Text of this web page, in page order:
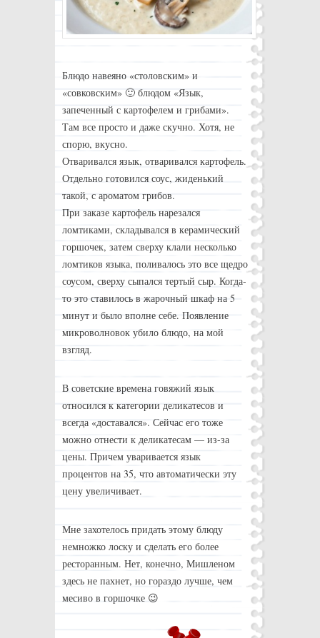
Блюдо навеяно «столовским» и
«совковским» 🙂 блюдом «Язык,
запеченный с картофелем и грибами».
Там все просто и даже скучно. Хотя, не
спорю, вкусно.
Отваривался язык, отваривался картофель.
Отдельно готовился соус, жиденький
такой, с ароматом грибов.
При заказе картофель нарезался
ломтиками, складывался в керамический
горшочек, затем сверху клали несколько
ломтиков языка, поливалось это все щедро
соусом, сверху сыпался тертый сыр. Когда-
то это ставилось в жарочный шкаф на 5
минут и было вполне себе. Появление
микроволновок убило блюдо, на мой
взгляд.
В советские времена говяжий язык
относился к категории деликатесов и
всегда «доставался». Сейчас его тоже
можно отнести к деликатесам — из-за
цены. Причем уваривается язык
процентов на 35, что автоматически эту
цену увеличивает.
Мне захотелось придать этому блюду
немножко лоску и сделать его более
ресторанным. Нет, конечно, Мишленом
здесь не пахнет, но гораздо лучше, чем
месиво в горшочке 😉